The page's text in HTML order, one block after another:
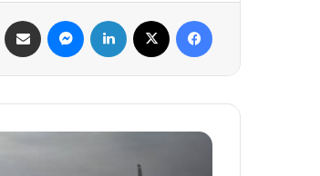
فيسبوك لينكدإن ماسنجر
#مسؤول